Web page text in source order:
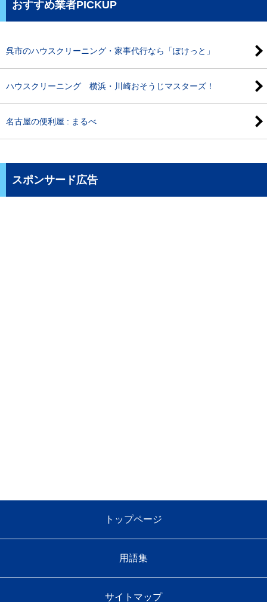
おすすめ業者PICKUP
呉市のハウスクリーニング・家事代行なら「ぽけっと」
ハウスクリーニング 横浜・川崎おそうじマスターズ！
名古屋の便利屋 : まるべ
スポンサード広告
トップページ
用語集
サイトマップ